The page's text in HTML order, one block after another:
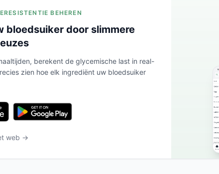
BEHEREN
bloedsuiker door slimmere
berekent de glycemische last in real-
zien hoe elk ingrediënt uw bloedsuiker
web →